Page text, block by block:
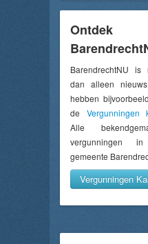
Ontdek
BarendrechtNU is
dan alleen
hebben
de Vergunningen
Alle
vergunningen
gemeente
Vergunningen